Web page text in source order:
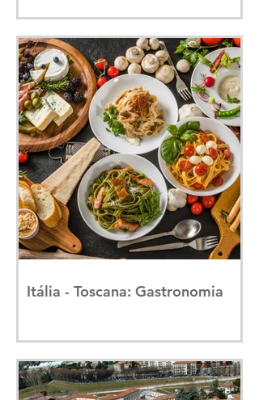
Itália - Toscana: Gastronomia